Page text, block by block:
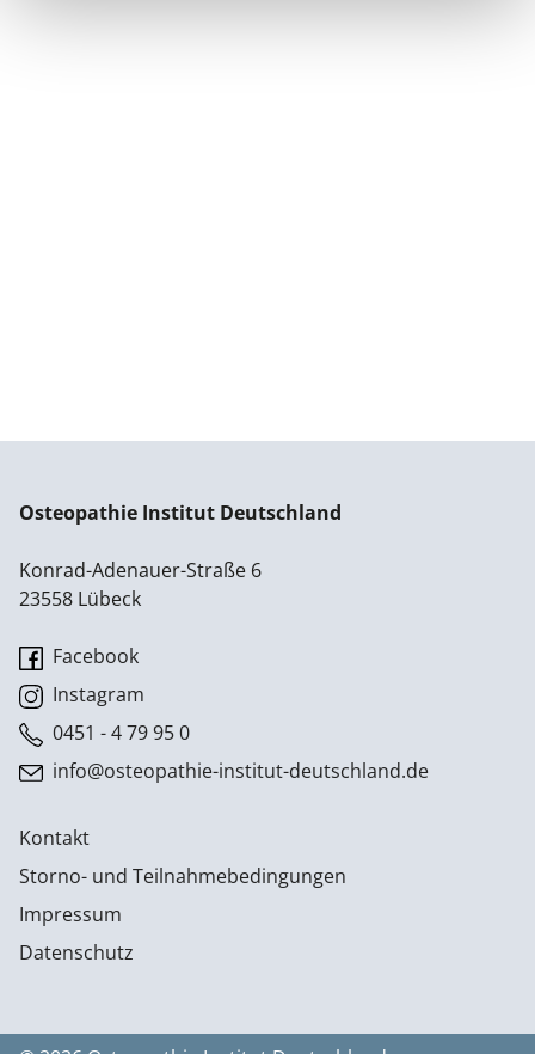
Osteopathie Institut Deutschland
Konrad-Adenauer-Straße 6
23558 Lübeck
Facebook
Instagram
0451 - 4 79 95 0
info@osteopathie-institut-deutschland.de
Kontakt
Storno- und Teilnahmebedingungen
Impressum
Datenschutz